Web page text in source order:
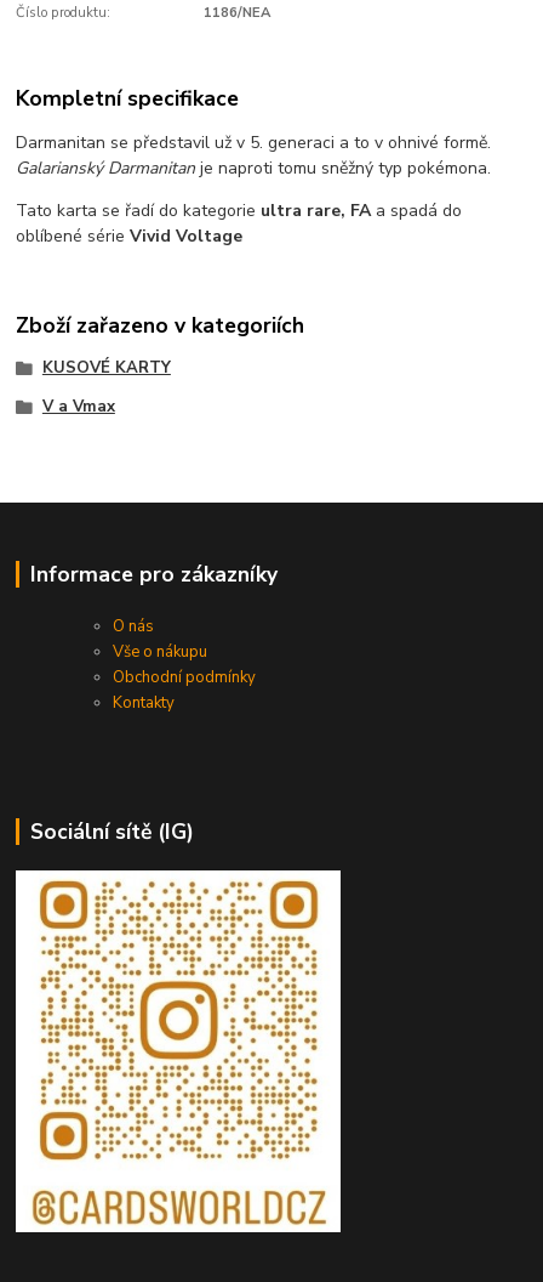
Číslo produktu: 1186/NEA
Kompletní specifikace
Darmanitan se představil už v 5. generaci a to v ohnivé formě.
Galarianský Darmanitan je naproti tomu sněžný typ pokémona.
Tato karta se řadí do kategorie ultra rare, FAa spadá do
oblíbené sérieVivid Voltage
Zboží zařazeno v kategoriích
KUSOVÉ KARTY
V a Vmax
Informace pro zákazníky
O nás
Vše o nákupu
Obchodní podmínky
Kontakty
Sociální sítě (IG)